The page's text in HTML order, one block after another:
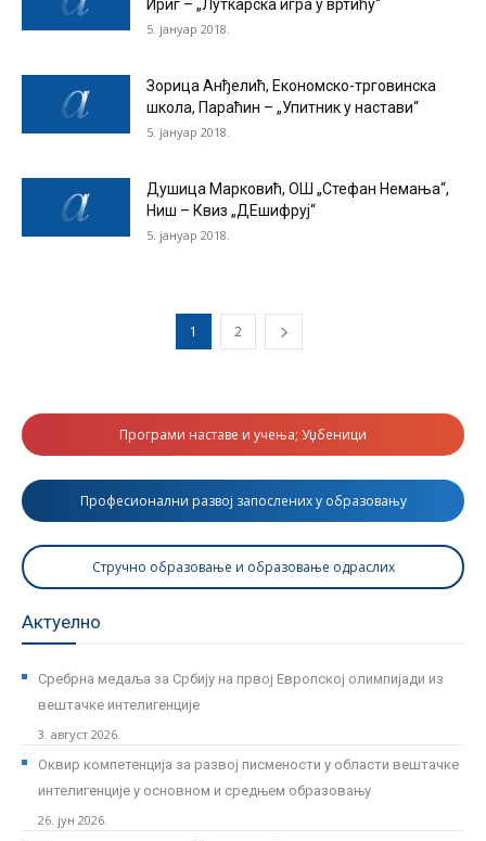
Ириг – „Луткарска игра у вртићу“
5. јануар 2018.
Зорица Анђелић, Економско-трговинска
школа, Параћин – „Упитник у настави“
5. јануар 2018.
Душица Марковић, ОШ „Стефан Немања“,
Ниш – Квиз „ДЕшифруј“
5. јануар 2018.
1 2
Програми наставе и учења; Уџбеници
Професионални развој запослених у образовању
Стручно образовање и образовање одраслих
Актуелно
Сребрна медаља за Србију на првој Европској олимпијади из
вештачке интелигенције
3. август 2026.
Оквир компетенција за развој писмености у области вештачке
интелигенције у основном и средњем образовању
26. јун 2026.